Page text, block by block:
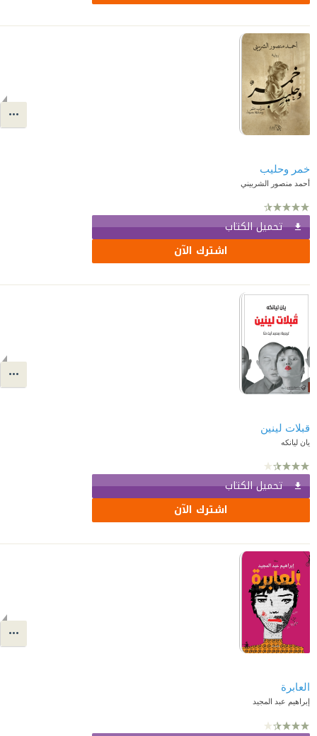
خمر وحليب
أحمد منصور الشربيني
تحميل الكتاب
اشترك الآن
قبلات لينين
يان ليانكه
تحميل الكتاب
اشترك الآن
العابرة
إبراهيم عبد المجيد